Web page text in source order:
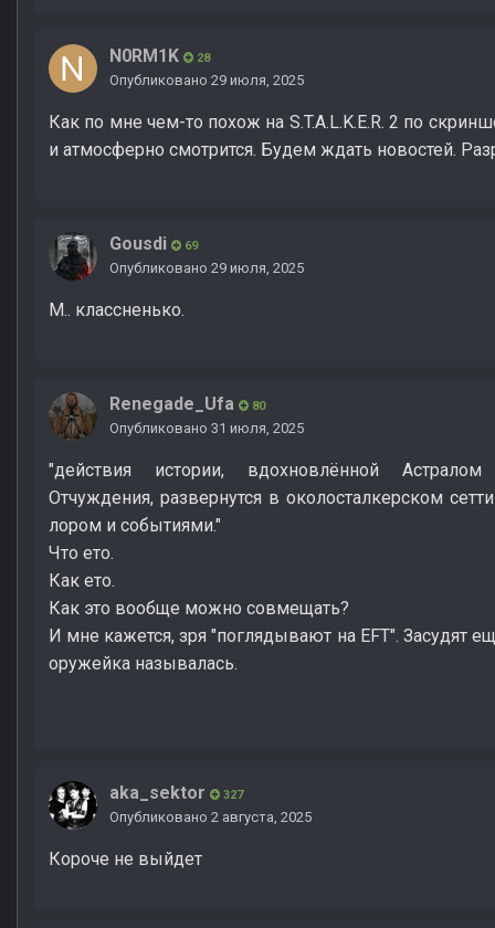
N0RM1K 28
Опубликовано 29 июля, 2025
Как по мне чем-то похож на S.T.A.L.K.E.R. 2 по
и атмосферно смотрится. Будем ждать новостей.
Gousdi 69
Опубликовано 29 июля, 2025
М.. классненько.
Renegade_Ufa 80
Опубликовано 31 июля, 2025
"действия истории, вдохновлённой
Отчуждения, развернутся в околосталкерском
лором и событиями."
Что ето.
Как ето.
Как это вообще можно совмещать?
И мне кажется, зря "поглядывают на EFT". Засудят
оружейка называлась.
aka_sektor 327
Опубликовано 2 августа, 2025
Короче не выйдет